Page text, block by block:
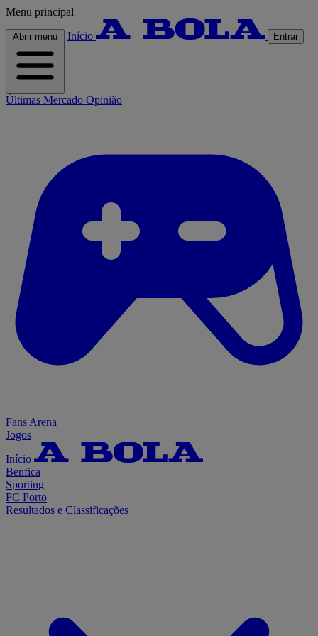
Menu principal
Abrir menu Início Entrar
Últimas Mercado Opinião
Fans Arena
Jogos
Início
Benfica
Sporting
FC Porto
Resultados e Classificações